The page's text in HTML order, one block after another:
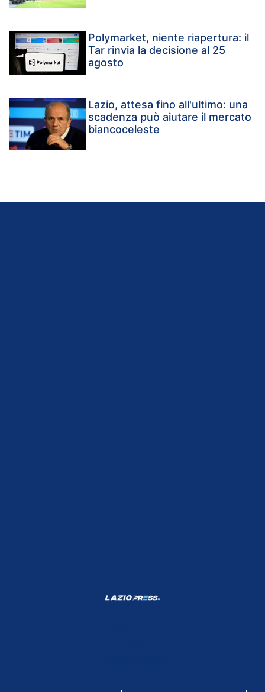
Polymarket, niente riapertura: il
Tar rinvia la decisione al 25
agosto
Lazio, attesa fino all'ultimo: una
scadenza può aiutare il mercato
biancoceleste